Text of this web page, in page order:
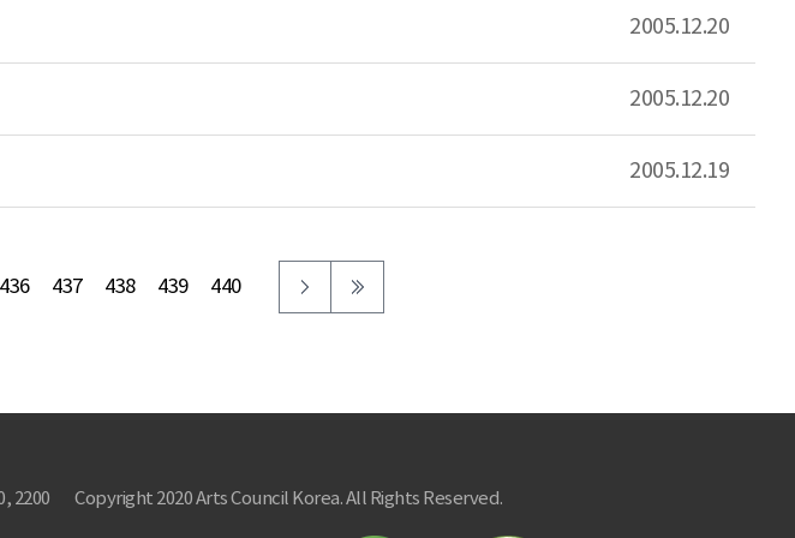
2005.12.20
2005.12.20
2005.12.19
436 437 438 439 440
2200 Copyright 2020 Arts Council Korea. All Rights Reserved.